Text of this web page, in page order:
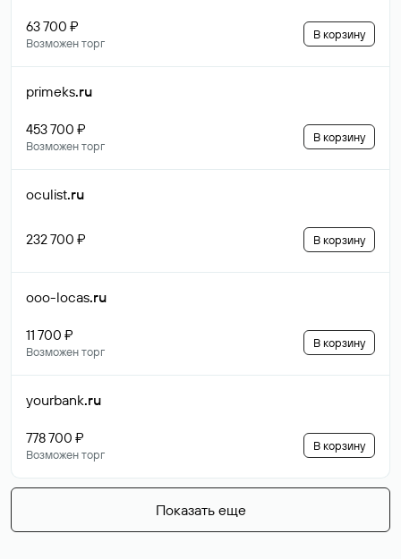
63 700 ₽
Возможен торг
В корзину
primeks.ru
453 700 ₽
Возможен торг
В корзину
oculist.ru
232 700 ₽ В корзину
ooo-locas.ru
11 700 ₽
Возможен торг
В корзину
yourbank.ru
778 700 ₽
Возможен торг
В корзину
Показать еще